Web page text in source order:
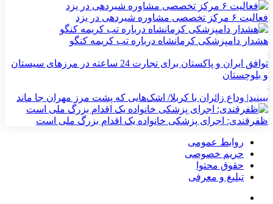
فعالیت ۶ مرکز تخصصی مشاوره شیردهی در یزد
هشدار دامپزشکی کرمانشاه درباره تب کریمه کنگو
توافق ایران و پاکستان برای تجارت 24 ساعته در مرزهای سیستان
و بلوچستان
ببینید| وداع زائران با کربلا/ اشک‌هایی که پشت مرز مهران جا ماند
ظفرقندی: اجرای پزشکی خانواده یک اقدام بزرگ ملی است
روابط عمومی
حریم خصوصی
حقوق محتوا
تبلیغ و معرفی